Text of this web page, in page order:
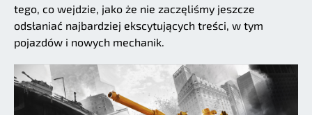
tego, co wejdzie, jako że nie zaczęliśmy jeszcze
odsłaniać najbardziej ekscytujących treści, w tym
pojazdów i nowych mechanik.